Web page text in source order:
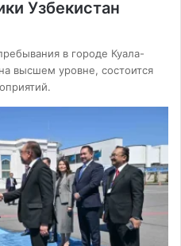
Узбекистан
в городе Куала-
высшем уровне, состоится